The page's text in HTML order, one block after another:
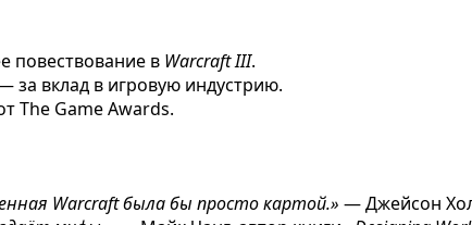
повествование в Warcraft III.
за вклад в игровую индустрию.
The Game Awards.
Warcraft была бы просто картой.» — Джейсон